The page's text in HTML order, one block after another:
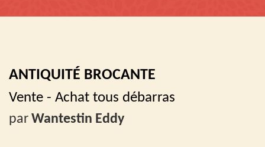
ANTIQUITÉ BROCANTE
Vente - Achat tous débarras
par Wantestin Eddy